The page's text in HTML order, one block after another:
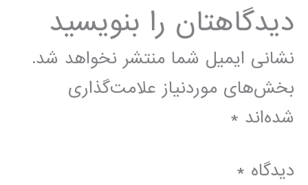
دیدگاهتان را بنویسید
نشانی ایمیل شما منتشر نخواهد شد.
بخش‌های موردنیاز علامت‌گذاری
شده‌اند *
دیدگاه *